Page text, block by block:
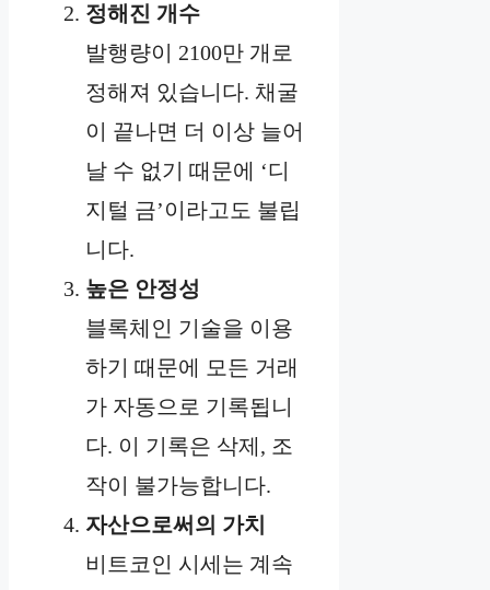
정해진 개수
발행량이 2100만 개로
정해져 있습니다. 채굴
이 끝나면 더 이상 늘어
날 수 없기 때문에 ‘디
지털 금’이라고도 불립
니다.
높은 안정성
블록체인 기술을 이용
하기 때문에 모든 거래
가 자동으로 기록됩니
다. 이 기록은 삭제, 조
작이 불가능합니다.
자산으로써의 가치
비트코인 시세는 계속